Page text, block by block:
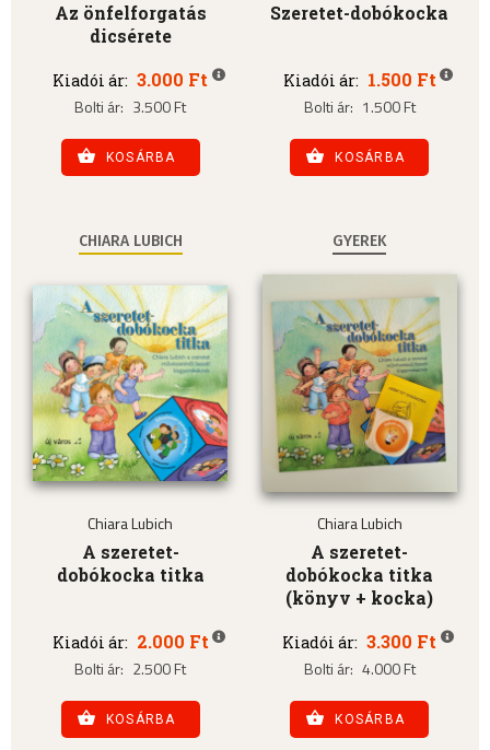
Az önfelforgatás
dicsérete
Kiadói ár: 3.000 Ft
Bolti ár: 3.500 Ft
KOSÁRBA
Szeretet-dobókocka
Kiadói ár: 1.500 Ft
Bolti ár: 1.500 Ft
KOSÁRBA
CHIARA LUBICH
Chiara Lubich
A szeretet-
dobókocka titka
Kiadói ár: 2.000 Ft
Bolti ár: 2.500 Ft
KOSÁRBA
GYEREK
Chiara Lubich
A szeretet-
dobókocka titka
(könyv + kocka)
Kiadói ár: 3.300 Ft
Bolti ár: 4.000 Ft
KOSÁRBA